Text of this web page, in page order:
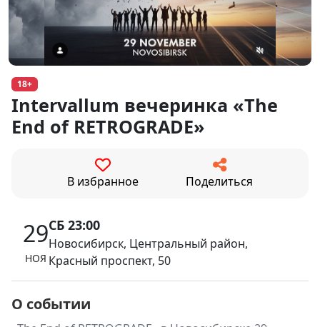
18+
Intervallum вечеринка «The
End of RETROGRADE»
В избранное Поделиться
29
НОЯ
СБ 23:00
Новосибирск, Центральный район,
Красный проспект, 50
О событии